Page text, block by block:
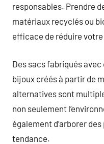
responsables. Prendre
matériaux recyclés ou
efficace de réduire
Des sacs fabriqués
bijoux créés à partir de
alternatives sont
non seulement
également d’arborer
tendance.